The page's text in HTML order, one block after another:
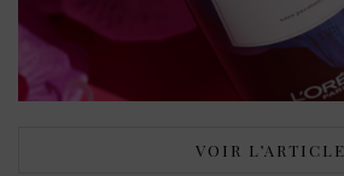
VOIR L’ARTICLE